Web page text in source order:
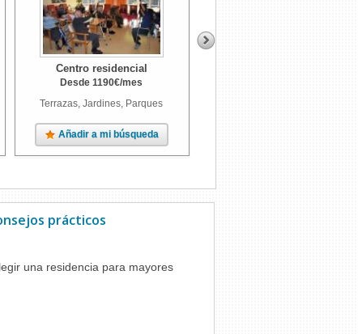
Centro residencial
Desde1190€/mes
Terrazas, Jardines, Parques
Añadir a mi búsqueda
prácticos
una residencia para mayores